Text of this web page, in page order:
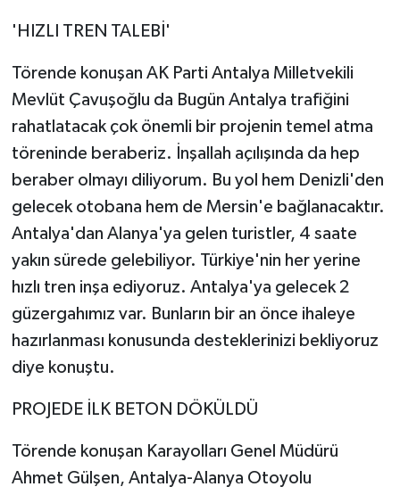
'HIZLI TREN TALEBİ'
Törende konuşan AK Parti Antalya Milletvekili
Mevlüt Çavuşoğlu da Bugün Antalya trafiğini
rahatlatacak çok önemli bir projenin temel atma
töreninde beraberiz. İnşallah açılışında da hep
beraber olmayı diliyorum. Bu yol hem Denizli'den
gelecek otobana hem de Mersin'e bağlanacaktır.
Antalya'dan Alanya'ya gelen turistler, 4 saate
yakın sürede gelebiliyor. Türkiye'nin her yerine
hızlı tren inşa ediyoruz. Antalya'ya gelecek 2
güzergahımız var. Bunların bir an önce ihaleye
hazırlanması konusunda desteklerinizi bekliyoruz
diye konuştu.
PROJEDE İLK BETON DÖKÜLDÜ
Törende konuşan Karayolları Genel Müdürü
Ahmet Gülşen, Antalya-Alanya Otoyolu